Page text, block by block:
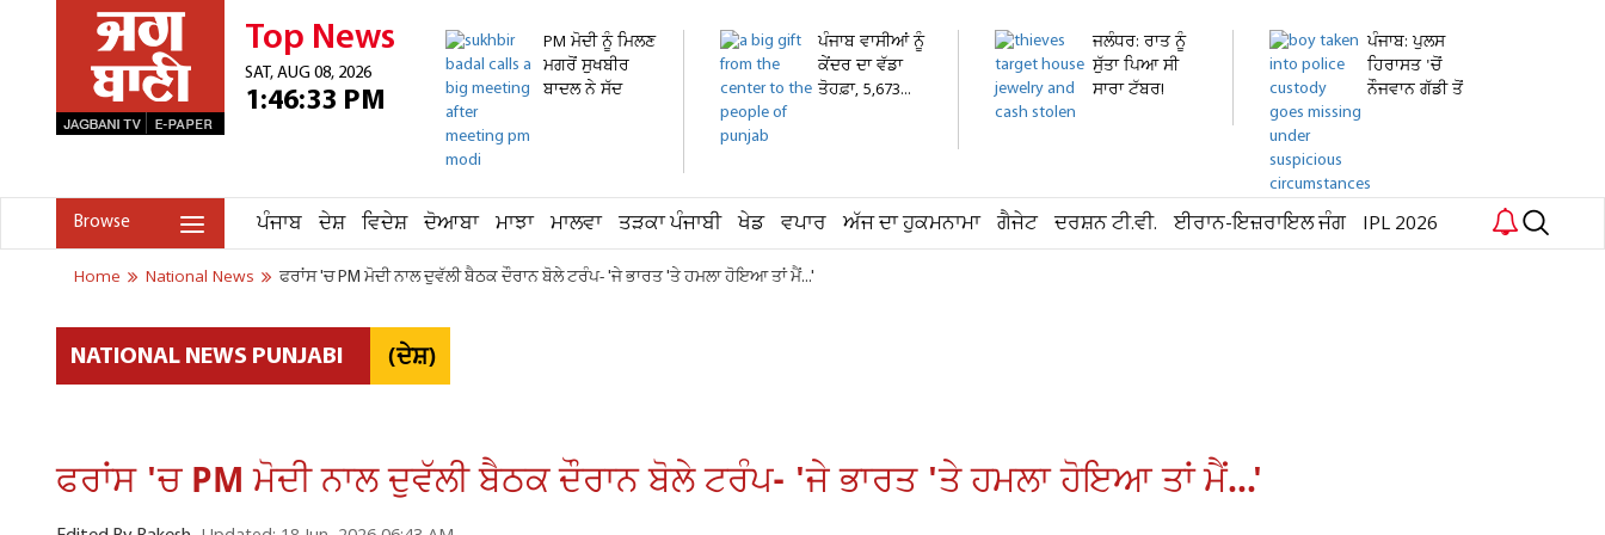
Top News
SAT, AUG 08, 2026
1:46:33 PM
PM ਮੋਦੀ ਨੂੰ ਮਿਲਣ
ਮਗਰੋਂ ਸੁਖਬੀਰ
ਬਾਦਲ ਨੇ ਸੱਦ
ਪੰਜਾਬ ਵਾਸੀਆਂ ਨੂੰ
ਕੇਂਦਰ ਦਾ ਵੱਡਾ
ਤੋਹਫ਼ਾ, 5,673...
ਜਲੰਧਰ: ਰਾਤ ਨੂੰ
ਸੁੱਤਾ ਪਿਆ ਸੀ
ਸਾਰਾ ਟੱਬਰ!
ਪੰਜਾਬ: ਪੁਲਸ
ਹਿਰਾਸਤ 'ਚੋਂ
ਨੌਜਵਾਨ ਗੱਡੀ ਤੋਂ
Browse ਪੰਜਾਬ ਦੇਸ਼ ਵਿਦੇਸ਼ ਦੋਆਬਾ ਮਾਝਾ ਮਾਲਵਾ ਤੜਕਾ ਪੰਜਾਬੀ ਖੇਡ ਵਪਾਰ ਅੱਜ ਦਾ ਹੁਕਮਨਾਮਾ ਗੈਜੇਟ ਦਰਸ਼ਨ ਟੀ.ਵੀ. ਈਰਾਨ-ਇਜ਼ਰਾਇਲ ਜੰਗ IPL 2026
Home National News ਫਰਾਂਸ 'ਚ PM ਮੋਦੀ ਨਾਲ ਦੁਵੱਲੀ ਬੈਠਕ ਦੌਰਾਨ ਬੋਲੇ ਟਰੰਪ- 'ਜੇ ਭਾਰਤ 'ਤੇ ਹਮਲਾ ਹੋਇਆ ਤਾਂ ਮੈਂ...'
NATIONAL NEWS PUNJABI (ਦੇਸ਼)
ਫਰਾਂਸ 'ਚ PM ਮੋਦੀ ਨਾਲ ਦੁਵੱਲੀ ਬੈਠਕ ਦੌਰਾਨ ਬੋਲੇ ਟਰੰਪ- 'ਜੇ ਭਾਰਤ 'ਤੇ ਹਮਲਾ ਹੋਇਆ ਤਾਂ ਮੈਂ...'